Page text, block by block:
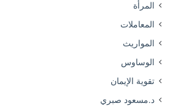
المرأة
المعاملات
المواريث
الوساوس
تقوية الإيمان
د.مسعود صبري